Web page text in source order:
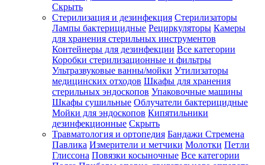
Скрыть
Стерилизация и дезинфекция Стерилизаторы
Лампы бактерицидные Рециркуляторы Камеры
для хранения стерильных инструментов
Контейнеры для дезинфекции Все категории
Коробки стерилизационные и фильтры
Ультразвуковые ванны/мойки Утилизаторы
медицинских отходов Шкафы для хранения
стерильных эндоскопов Упаковочные машины
Шкафы сушильные Облучатели бактерицидные
Мойки для эндоскопов Кипятильники
дезинфекционные Скрыть
Травматология и ортопедия Бандажи Стремена
Павлика Измерители и метчики Молотки Петли
Глиссона Повязки косыночные Все категории